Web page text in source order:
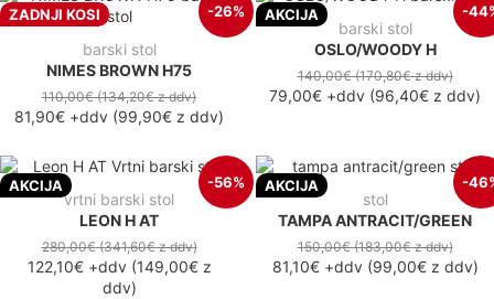
ZADNJI KOSI -26%
barski stol
NIMES BROWN H75
110,00€(134,20€z ddv)
81,90€ +ddv (99,90€ z ddv)
AKCIJA -
barski stol
OSLO/WOODY H
140,00€(170,80€z ddv)
79,00€ +ddv (96,40€ z ddv)
AKCIJA -56%
vrtni barski stol
LEON H AT
280,00€(341,60€z ddv)
122,10€+ddv(149,00€z
ddv)
AKCIJA -
stol
TAMPA ANTRACIT/GREEN
150,00€(183,00€z ddv)
81,10€+ddv(99,00€z ddv)